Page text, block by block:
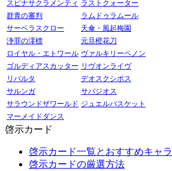
スピナサクラメンティ ラストクォーター
群青の審判
ラムドゥラムール
サーベラスクロー
天傘・風起梅園
浄罪の澪標
元旦橙花刀
ロイヤル・エトワール ヴァルキリーペノン
ゴルディアスカッター リヴオンライヴ
リバルタ
デオスクシポス
サルンガ
サバジオス
サラウンドザワールド ジュエルバスケット
マーメイドダンス
啓示カード
啓示カード一覧とおすすめキャラ
啓示カードの厳選方法